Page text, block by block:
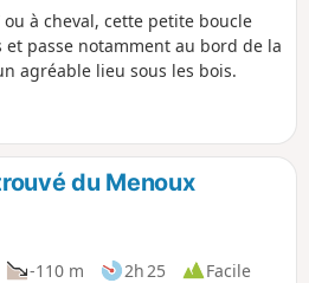
ou à cheval, cette petite boucle
passe notamment au bord de la
agréable lieu sous les bois.
du Menoux
-110 m 2h 25
Facile